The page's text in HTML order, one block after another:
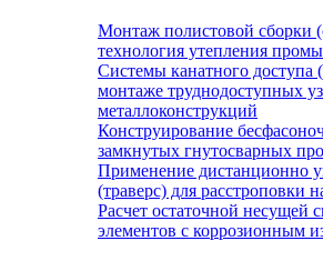
Монтаж полистовой сборки
технология утепления
Системы канатного доступа
монтаже труднодоступных
металлоконструкций
Конструирование
замкнутых гнутосварных
Применение дистанционно
(траверс) для расстроповки
Расчет остаточной несущей
элементов с коррозионным